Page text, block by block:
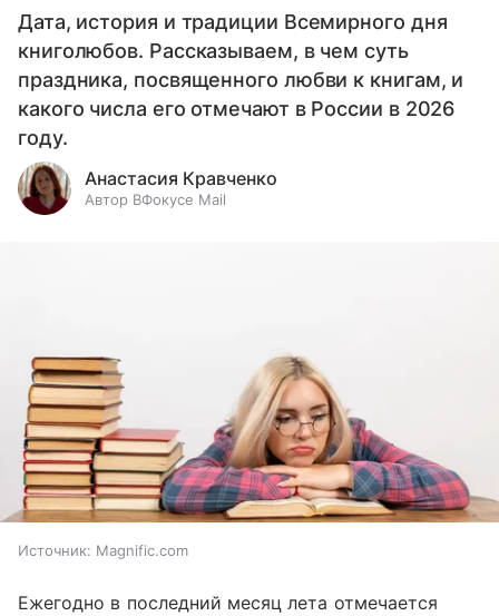
Дата, история и традиции Всемирного дня
книголюбов. Рассказываем, в чем суть
праздника, посвященного любви к книгам, и
какого числа его отмечают в России в 2026
году.
Анастасия Кравченко
Автор ВФокусе Mail
Источник: Magnific.com
Ежегодно в последний месяц лета отмечается